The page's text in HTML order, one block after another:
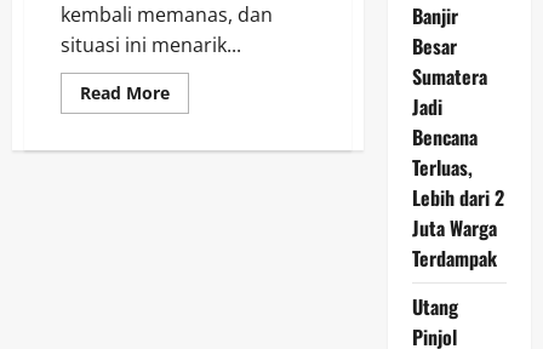
kembali memanas, dan
situasi ini menarik...
Read MoreRead
more
Israel-
Banjir
Besar
Sumatera
Jadi
Bencana
Terluas,
Lebih dari 2
Juta Warga
Terdampak
Utang
Pinjol